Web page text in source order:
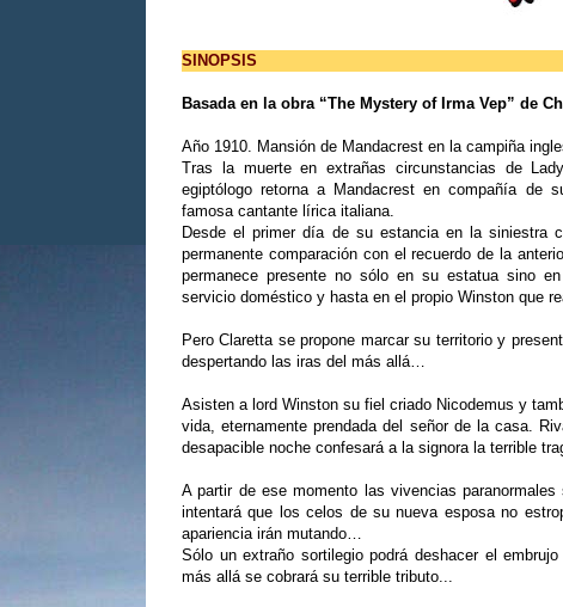
SINOPSIS
Basada en la obra “The Mystery of Irma Vep” de
Año 1910. Mansión de Mandacrest en la campiña
Tras la muerte en extrañas circunstancias de
egiptólogo retorna a Mandacrest en compañía de
famosa cantante lírica italiana.
Desde el primer día de su estancia en la siniestra
permanente comparación con el recuerdo de la
permanece presente no sólo en su estatua sino
servicio doméstico y hasta en el propio Winston que
Pero Claretta se propone marcar su territorio y
despertando las iras del más allá…
Asisten a lord Winston su fiel criado Nicodemus y
vida, eternamente prendada del señor de la casa.
desapacible noche confesará a la signora la terrible
A partir de ese momento las vivencias
intentará que los celos de su nueva esposa no
apariencia irán mutando…
Sólo un extraño sortilegio podrá deshacer el
más allá se cobrará su terrible tributo...